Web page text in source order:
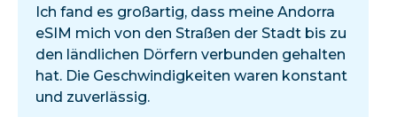
Ich fand es großartig, dass meine Andorra
eSIM mich von den Straßen der Stadt bis zu
den ländlichen Dörfern verbunden gehalten
hat. Die Geschwindigkeiten waren konstant
und zuverlässig.